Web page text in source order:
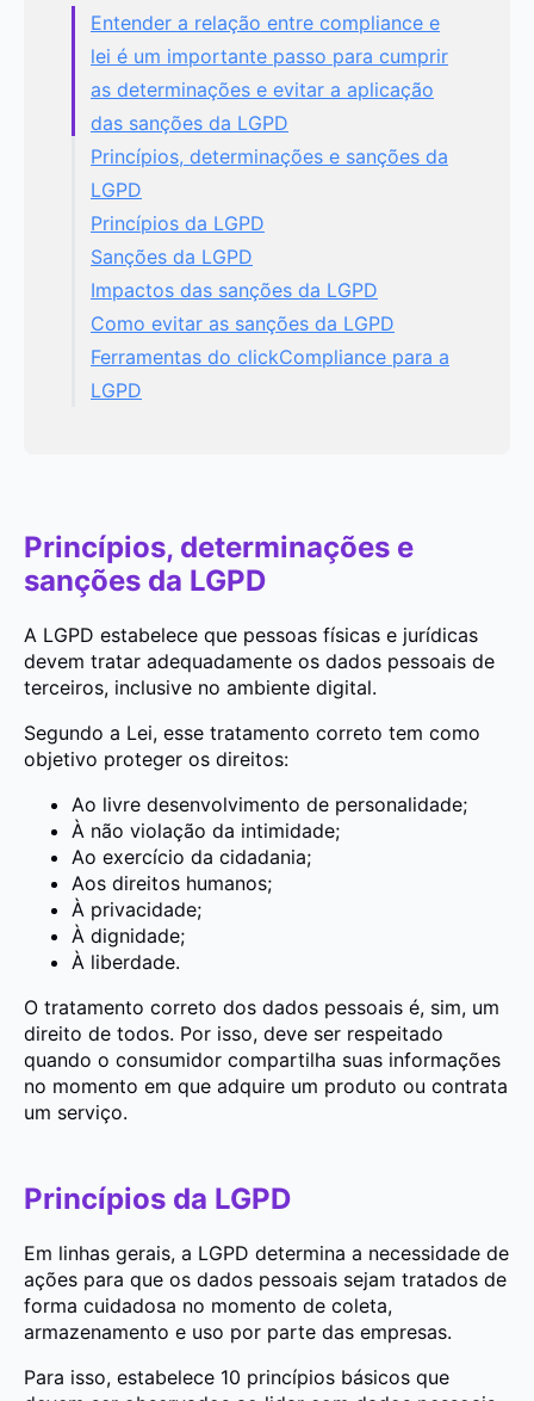
Entender a relação entre compliance e
lei é um importante passo para cumprir
as determinações e evitar a aplicação
das sanções da LGPD
Princípios, determinações e sanções da
LGPD
Princípios da LGPD
Sanções da LGPD
Impactos das sanções da LGPD
Como evitar as sanções da LGPD
Ferramentas do clickCompliance para a
LGPD
Princípios, determinações e
sanções da LGPD
A LGPD estabelece que pessoas físicas e jurídicas
devem tratar adequadamente os dados pessoais de
terceiros, inclusive no ambiente digital.
Segundo a Lei, esse tratamento correto tem como
objetivo proteger os direitos:
Ao livre desenvolvimento de personalidade;
À não violação da intimidade;
Ao exercício da cidadania;
Aos direitos humanos;
À privacidade;
À dignidade;
À liberdade.
O tratamento correto dos dados pessoais é, sim, um
direito de todos. Por isso, deve ser respeitado
quando o consumidor compartilha suas informações
no momento em que adquire um produto ou contrata
um serviço.
Princípios da LGPD
Em linhas gerais, a LGPD determina a necessidade de
ações para que os dados pessoais sejam tratados de
forma cuidadosa no momento de coleta,
armazenamento e uso por parte das empresas.
Para isso, estabelece 10 princípios básicos que